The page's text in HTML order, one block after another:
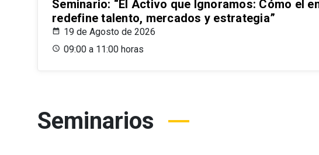
Seminario: “El Activo que Ignoramos: Cómo el
redefine talento, mercados y estrategia”
19 de Agosto de 2026
09:00 a 11:00 horas
Seminarios